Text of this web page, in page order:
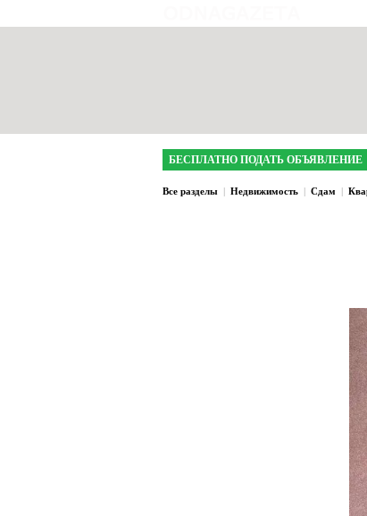
БЕСПЛАТНО ПОДАТЬ ОБЪЯВЛЕНИЕ
Все разделы | Недвижимость | Сдам |